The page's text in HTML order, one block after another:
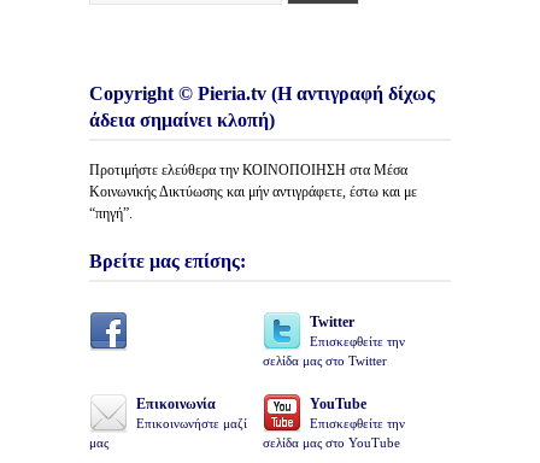
Copyright © Pieria.tv (Η αντιγραφή δίχως
άδεια σημαίνει κλοπή)
Προτιμήστε ελεύθερα την ΚΟΙΝΟΠΟΙΗΣΗ στα Μέσα
Κοινωνικής Δικτύωσης και μήν αντιγράφετε, έστω και με
“πηγή”.
Βρείτε μας επίσης:
Twitter
Επισκεφθείτε την
σελίδα μας στο Twitter
Επικοινωνία
Επικοινωνήστε μαζί
μας
YouTube
Επισκεφθείτε την
σελίδα μας στο YouTube